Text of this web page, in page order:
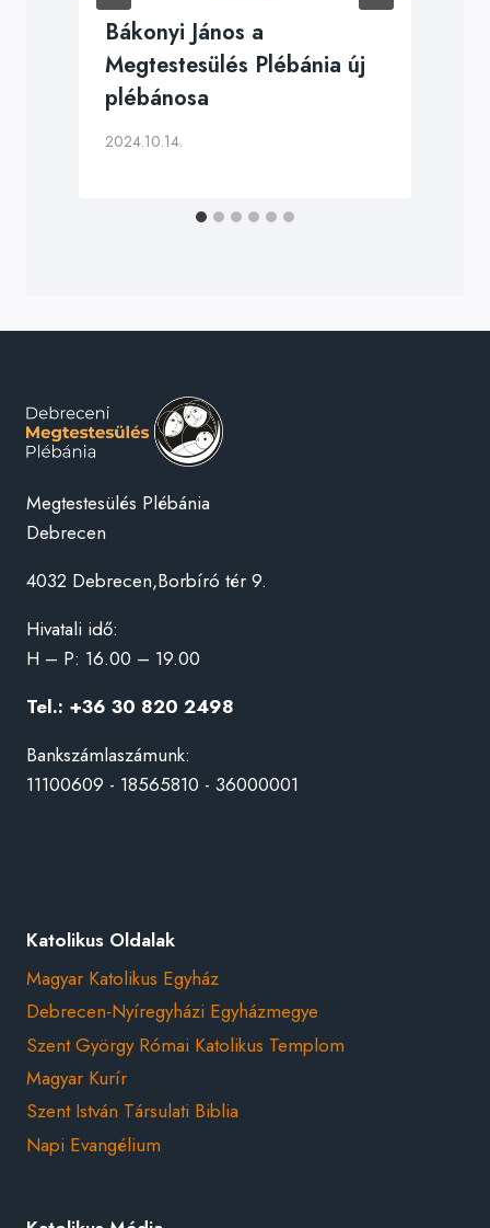
Bákonyi János a
Megtestesülés Plébánia új
plébánosa
2024.10.14.
Megtestesülés Plébánia
Debrecen
4032 Debrecen,Borbíró tér 9.
Hivatali idő:
H – P: 16.00 – 19.00
Tel.: +36 30 820 2498
Bankszámlaszámunk:
11100609 - 18565810 - 36000001
Katolikus Oldalak
Magyar Katolikus Egyház
Debrecen-Nyíregyházi Egyházmegye
Szent György Római Katolikus Templom
Magyar Kurír
Szent István Társulati Biblia
Napi Evangélium